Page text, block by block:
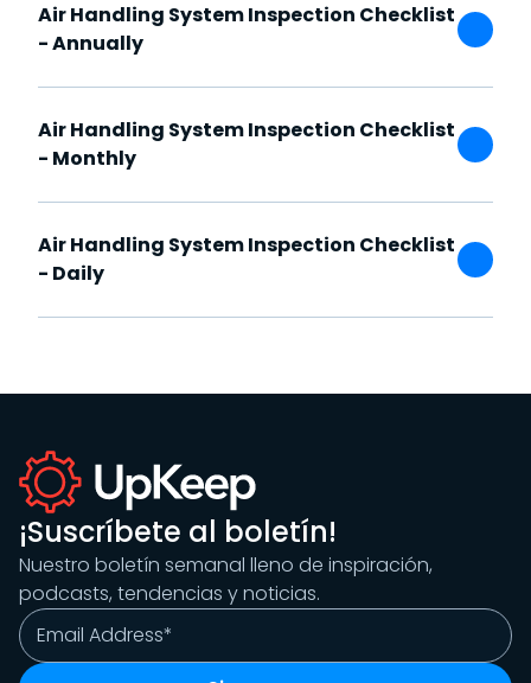
Air Handling System Inspection Checklist
- Annually
Air Handling System Inspection Checklist
- Monthly
Air Handling System Inspection Checklist
- Daily
¡Suscríbete al boletín!
Nuestro boletín semanal lleno de inspiración,
podcasts, tendencias y noticias.